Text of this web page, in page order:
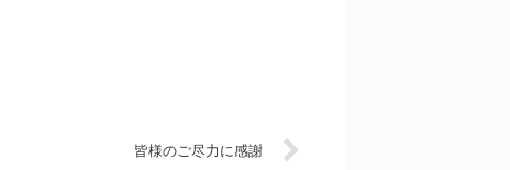
皆様のご尽力に感謝